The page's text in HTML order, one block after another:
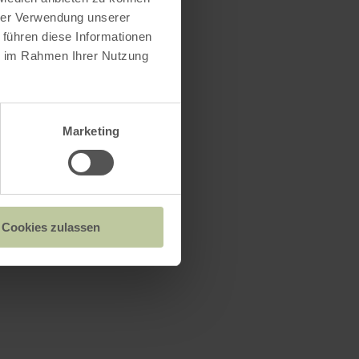
Verwendung unserer
diese Informationen
Rahmen Ihrer Nutzung
Marketing
Cookies zulassen